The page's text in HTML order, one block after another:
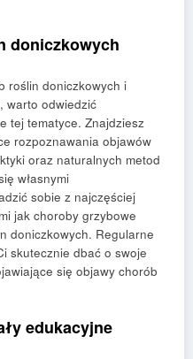
doniczkowych
roślin doniczkowych i
warto odwiedzić
tej tematyce. Znajdziesz
rozpoznawania objawów
oraz naturalnych metod
własnymi
sobie z najczęściej
jak choroby grzybowe
doniczkowych. Regularne
skutecznie dbać o swoje
się objawy chorób
edukacyjne